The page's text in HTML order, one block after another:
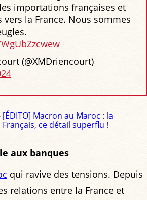
importations françaises et
la France. Nous sommes
(@XMDriencourt)
[ÉDITO] Macron au Maroc : la
ce détail superflu !
aux banques
qui ravive des tensions. Depuis
relations entre la France et